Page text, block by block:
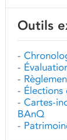
Outils
-
-
-
-
- Cartes-
BAnQ
-